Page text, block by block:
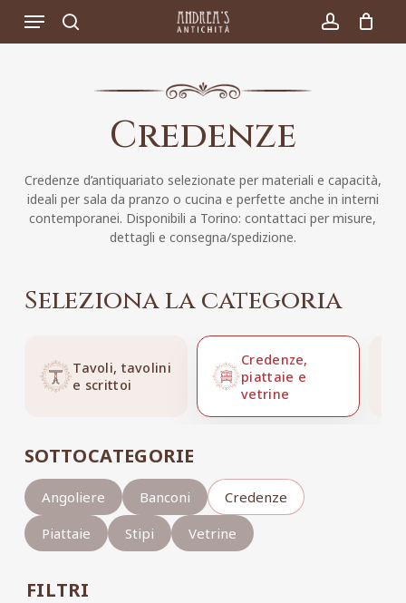
search account
Menu
Credenze
Credenze d’antiquariato selezionate per materiali e capacità,
ideali per sala da pranzo o cucina e perfette anche in interni
contemporanei. Disponibili a Torino: contattaci per misure,
dettagli e consegna/spedizione.
Seleziona la categoria
Tavoli, tavolini
e scrittoi
Credenze,
piattaie e
vetrine
SOTTOCATEGORIE
Angoliere Banconi
Credenze
Piattaie
Stipi Vetrine
FILTRI